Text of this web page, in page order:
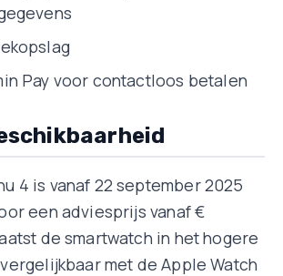
Pay voor contactloos betalen
4 is vanaf 22 september 2025
een adviesprijs vanaf €
de smartwatch in het hogere
met de Apple Watch